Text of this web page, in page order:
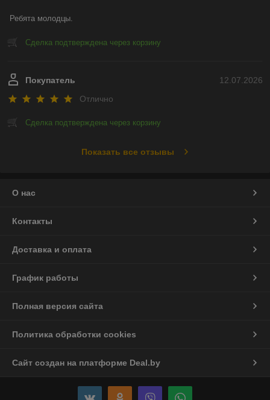
Ребята молодцы.
Сделка подтверждена через корзину
12.07.2026
Покупатель
Отлично
Сделка подтверждена через корзину
Показать все отзывы
О нас
Контакты
Доставка и оплата
График работы
Полная версия сайта
Политика обработки cookies
Сайт создан на платформе Deal.by